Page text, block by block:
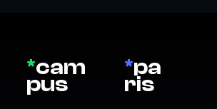
*cam
pus
*pa
ris